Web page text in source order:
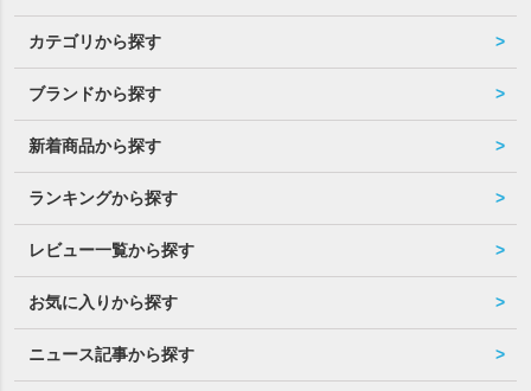
カテゴリから探す
ブランドから探す
新着商品から探す
ランキングから探す
レビュー一覧から探す
お気に入りから探す
ニュース記事から探す